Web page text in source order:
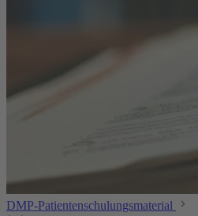
DMP-Patientenschulungsmaterial